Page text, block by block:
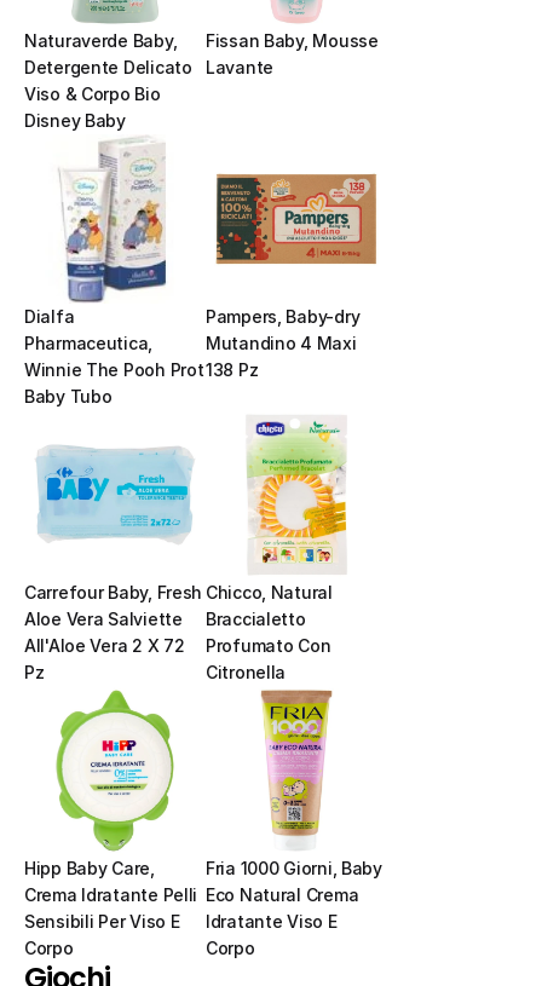
Naturaverde Baby,
Detergente Delicato
Viso & Corpo Bio
Disney Baby
Fissan Baby, Mousse
Lavante
Dialfa
Pharmaceutica,
Winnie The Pooh Prot
Baby Tubo
Pampers, Baby-dry
Mutandino 4 Maxi
138 Pz
Carrefour Baby, Fresh
Aloe Vera Salviette
All'Aloe Vera 2 X 72
Pz
Chicco, Natural
Braccialetto
Profumato Con
Citronella
Hipp Baby Care,
Crema Idratante Pelli
Sensibili Per Viso E
Corpo
Fria 1000 Giorni, Baby
Eco Natural Crema
Idratante Viso E
Corpo